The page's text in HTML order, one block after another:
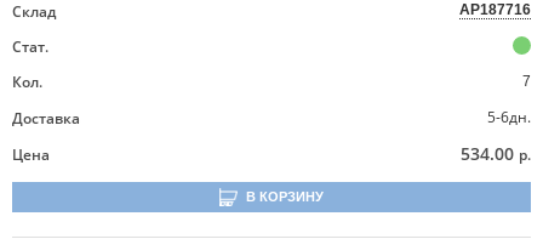
Склад AP187716
Стат.
Кол.
7
Доставка
5-6дн.
Цена
534.00 р.
В КОРЗИНУ